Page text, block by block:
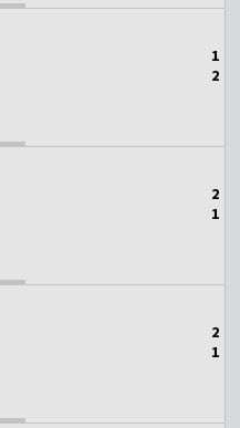
1
2
2
1
2
1